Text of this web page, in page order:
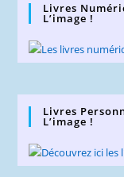
Livres
L’image !
Livres
L’image !